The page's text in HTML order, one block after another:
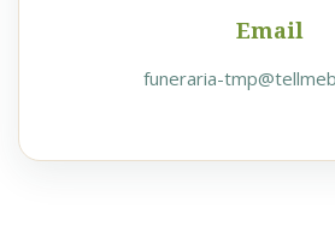
Email
funeraria-